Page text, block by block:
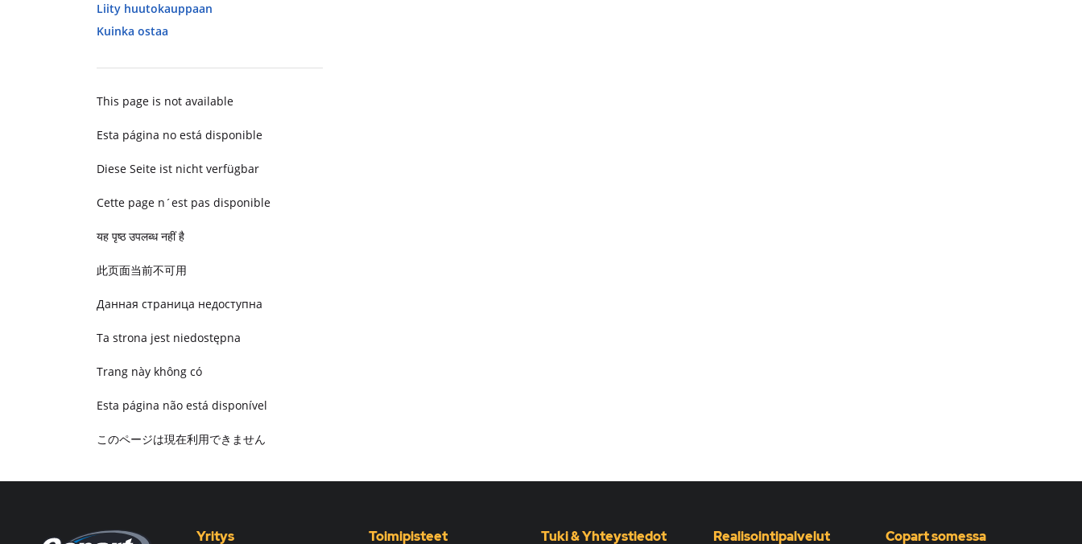
Liity huutokauppaan
Kuinka ostaa
This page is not available
Esta página no está disponible
Diese Seite ist nicht verfügbar
Cette page n´est pas disponible
यह पृष्ठ उपलब्ध नहीं है
此页面当前不可用
Данная страница недоступна
Ta strona jest niedostępna
Trang này không có
Esta página não está disponível
このページは現在利用できません
Yritys Toimipisteet Tuki & Yhteystiedot Realisointipalvelut Copart somessa